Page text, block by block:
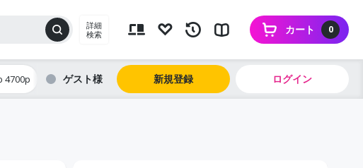
詳細
検索
0
カート
4700p ゲスト 新規登録 ログイン